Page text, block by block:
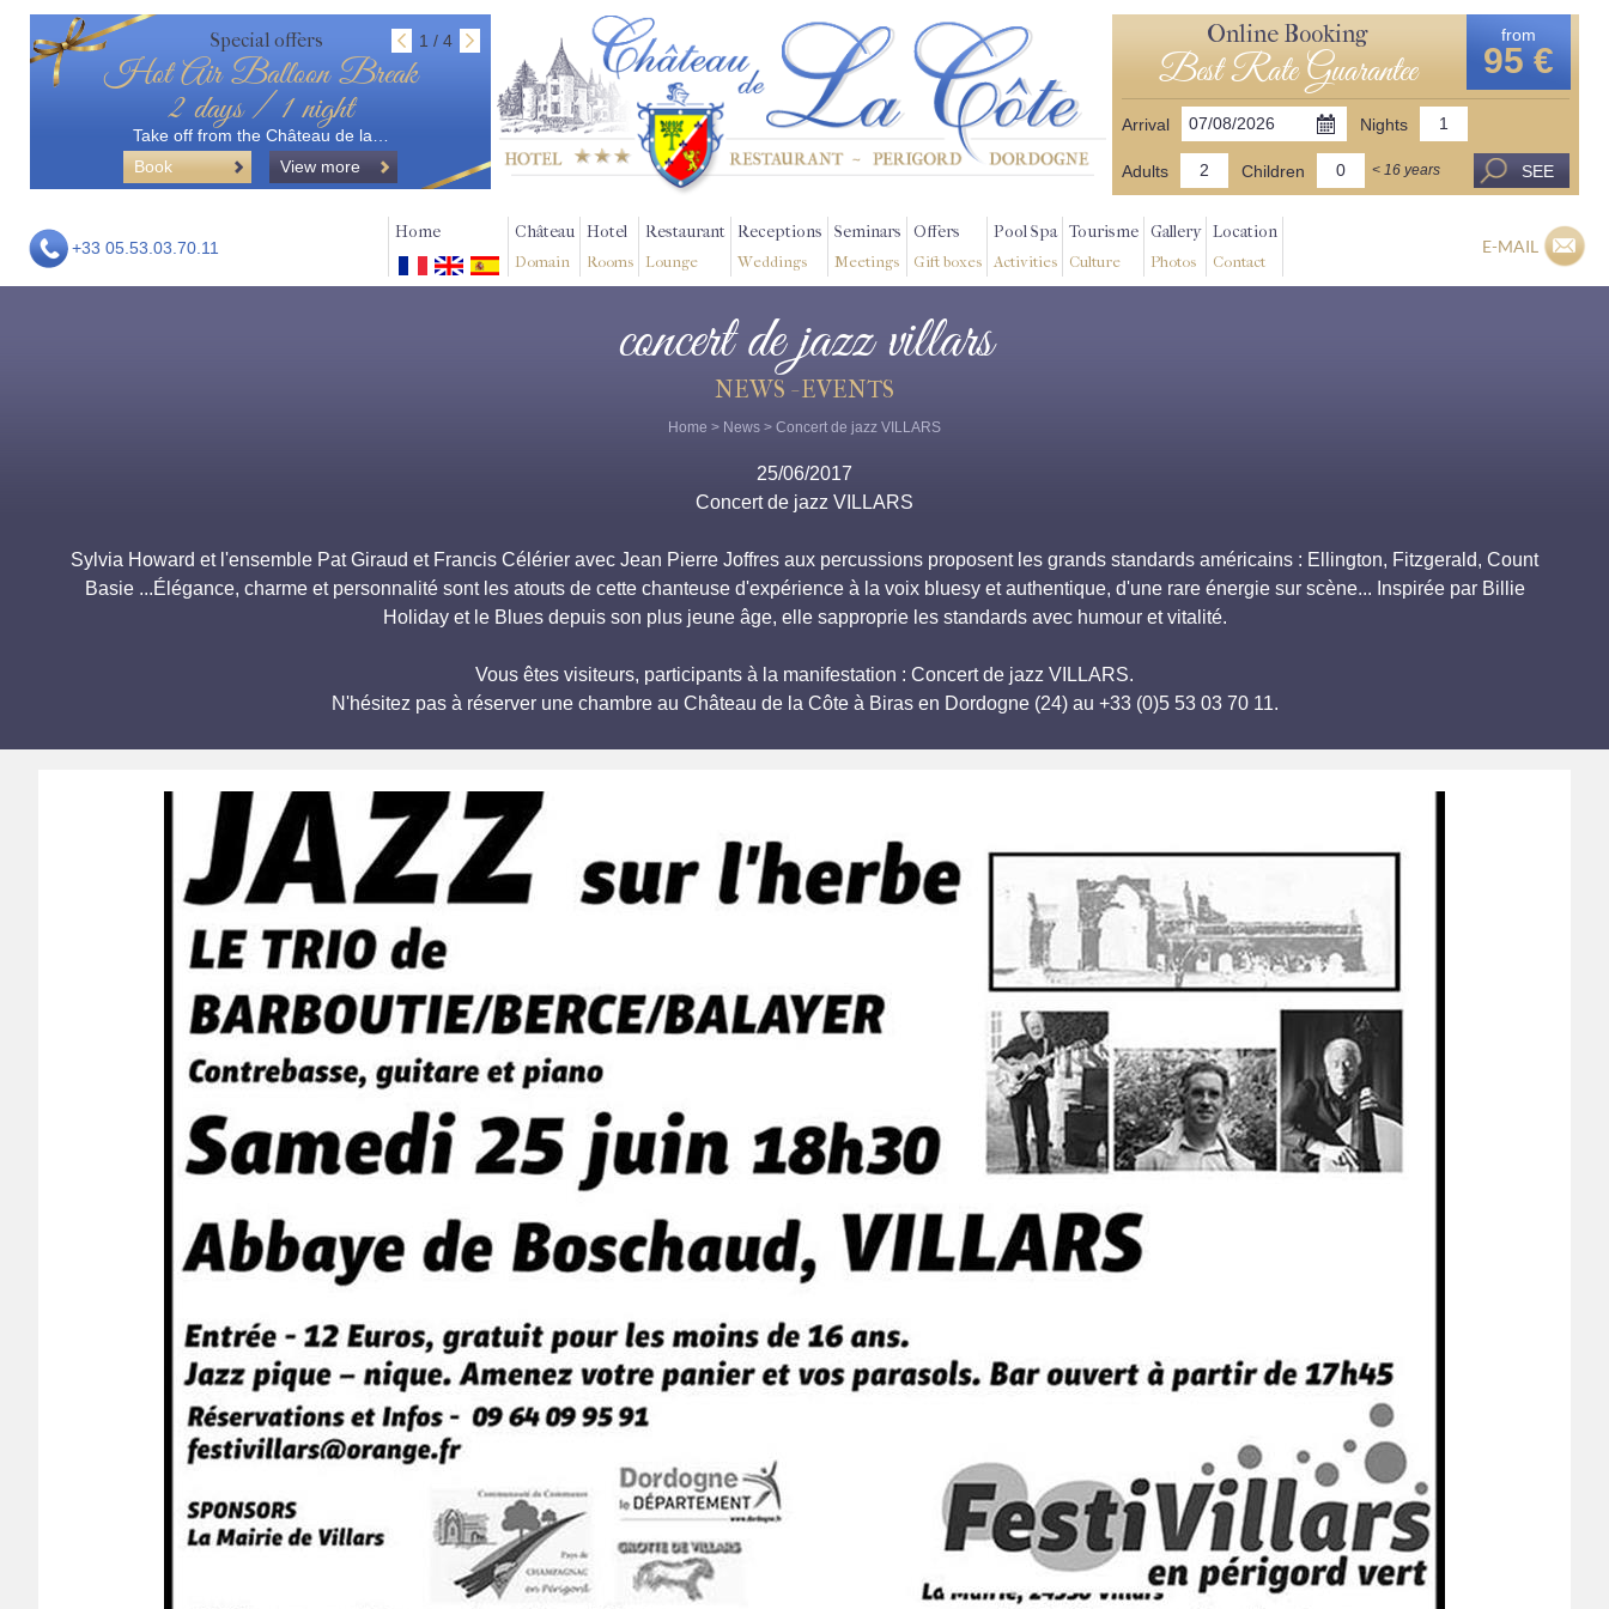
Special offers 1 / 4
Hot Air Balloon Break
2 days / 1 night
Take off from the Château de la…
Book
View more
Online Booking
Best Rate Guarantee
from
95 €
Arrival Nights
Adults Children < 16 years SEE
+33 05.53.03.70.11
Home Château
Domain
Hotel
Rooms
Restaurant
Lounge
Receptions
Weddings
Seminars
Meetings
Offers
Gift boxes
Pool Spa
Activities
Tourisme
Culture
Gallery
Photos
Location
Contact
E-MAIL
concert de jazz villars
NEWS - EVENTS
Home > News > Concert de jazz VILLARS
25/06/2017
Concert de jazz VILLARS
Sylvia Howard et l'ensemble Pat Giraud et Francis Célérier avec Jean Pierre Joffres aux percussions proposent les grands standards américains : Ellington, Fitzgerald, Count
Basie ...Élégance, charme et personnalité sont les atouts de cette chanteuse d'expérience à la voix bluesy et authentique, d'une rare énergie sur scène... Inspirée par Billie
Holiday et le Blues depuis son plus jeune âge, elle sapproprie les standards avec humour et vitalité.
Vous êtes visiteurs, participants à la manifestation : Concert de jazz VILLARS.
N'hésitez pas à réserver une chambre au Château de la Côte à Biras en Dordogne (24) au +33 (0)5 53 03 70 11.